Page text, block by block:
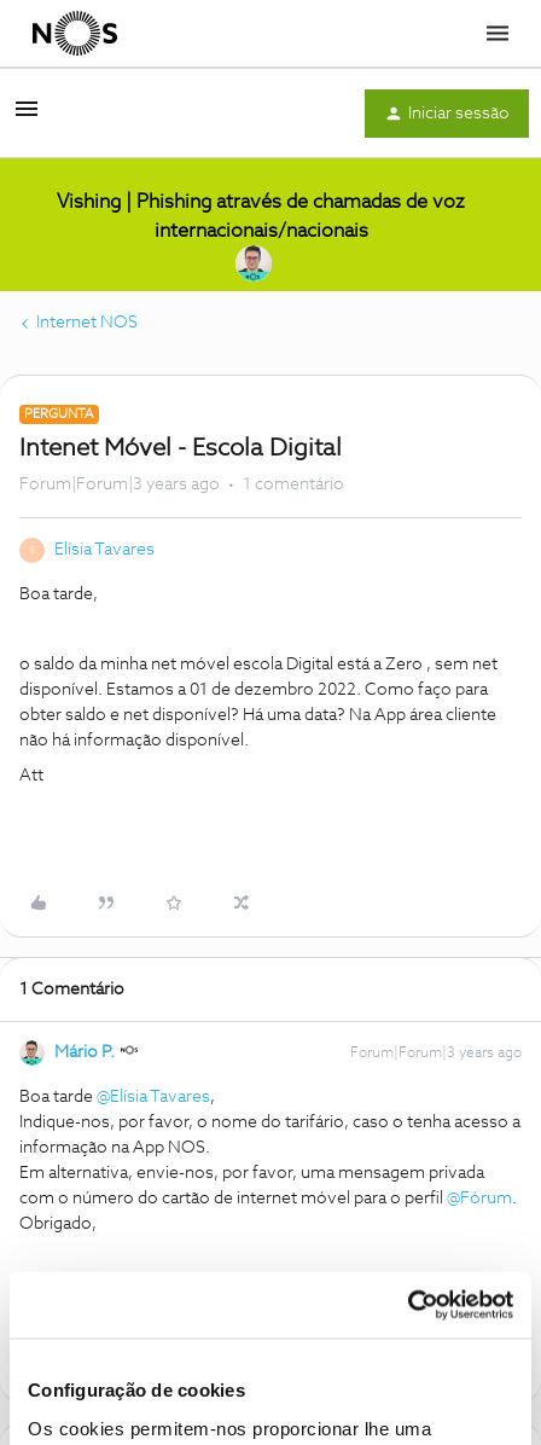
Configuração de cookies
Os cookies permitem-nos proporcionar lhe uma
Menu
Iniciar sessão
Vishing | Phishing através de chamadas de voz
internacionais/nacionais
Internet NOS
PERGUNTA
Intenet Móvel - Escola Digital
Forum|Forum|3 years ago 1 comentário
E Elísia Tavares
Boa tarde,
o saldo da minha net móvel escola Digital está a Zero , sem net
disponível. Estamos a 01 de dezembro 2022. Como faço para
obter saldo e net disponível? Há uma data? Na App área cliente
não há informação disponível.
Att
1 Comentário
Mário P. Forum|Forum|3 years ago
Boa tarde @Elísia Tavares,
Indique-nos, por favor, o nome do tarifário, caso o tenha acesso a
informação na App NOS.
Em alternativa, envie-nos, por favor, uma mensagem privada
com o número do cartão de internet móvel para o perfil @Fórum.
Obrigado,
Ajude a comunidade a encontrar informação relevante. Marque
como "Melhor Resposta" e faça "Like" nos melhores comentários.